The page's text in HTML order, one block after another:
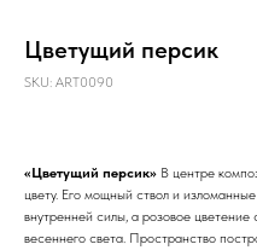
Цветущий персик
SKU: ART0090
«Цветущий персик» В центре
цвету. Его мощный ствол и
внутренней силы, а розовое цветение
весеннего света. Пространство